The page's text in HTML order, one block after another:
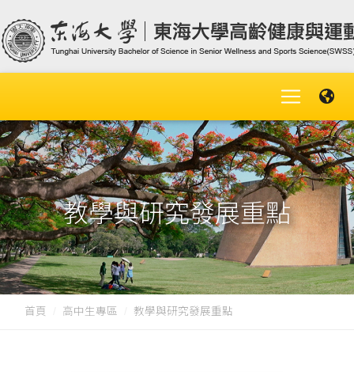
教學與研究發展重點
首頁 高中生專區 教學與研究發展重點